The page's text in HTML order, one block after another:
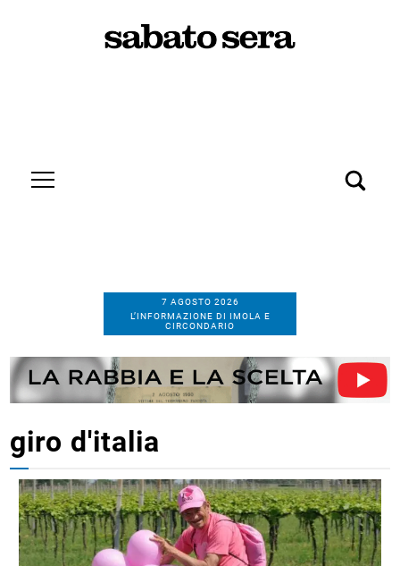
7 AGOSTO 2026
L’INFORMAZIONE DI IMOLA E
CIRCONDARIO
giro d'italia